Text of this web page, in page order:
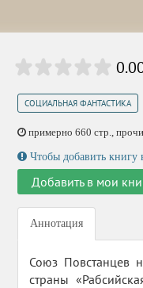
СОЦИАЛЬНАЯ ФАНТАСТИКА
примерно 660 стр.,
Чтобы добавить книгу
Добавить в мои
Аннотация
Союз Повстанцев
страны